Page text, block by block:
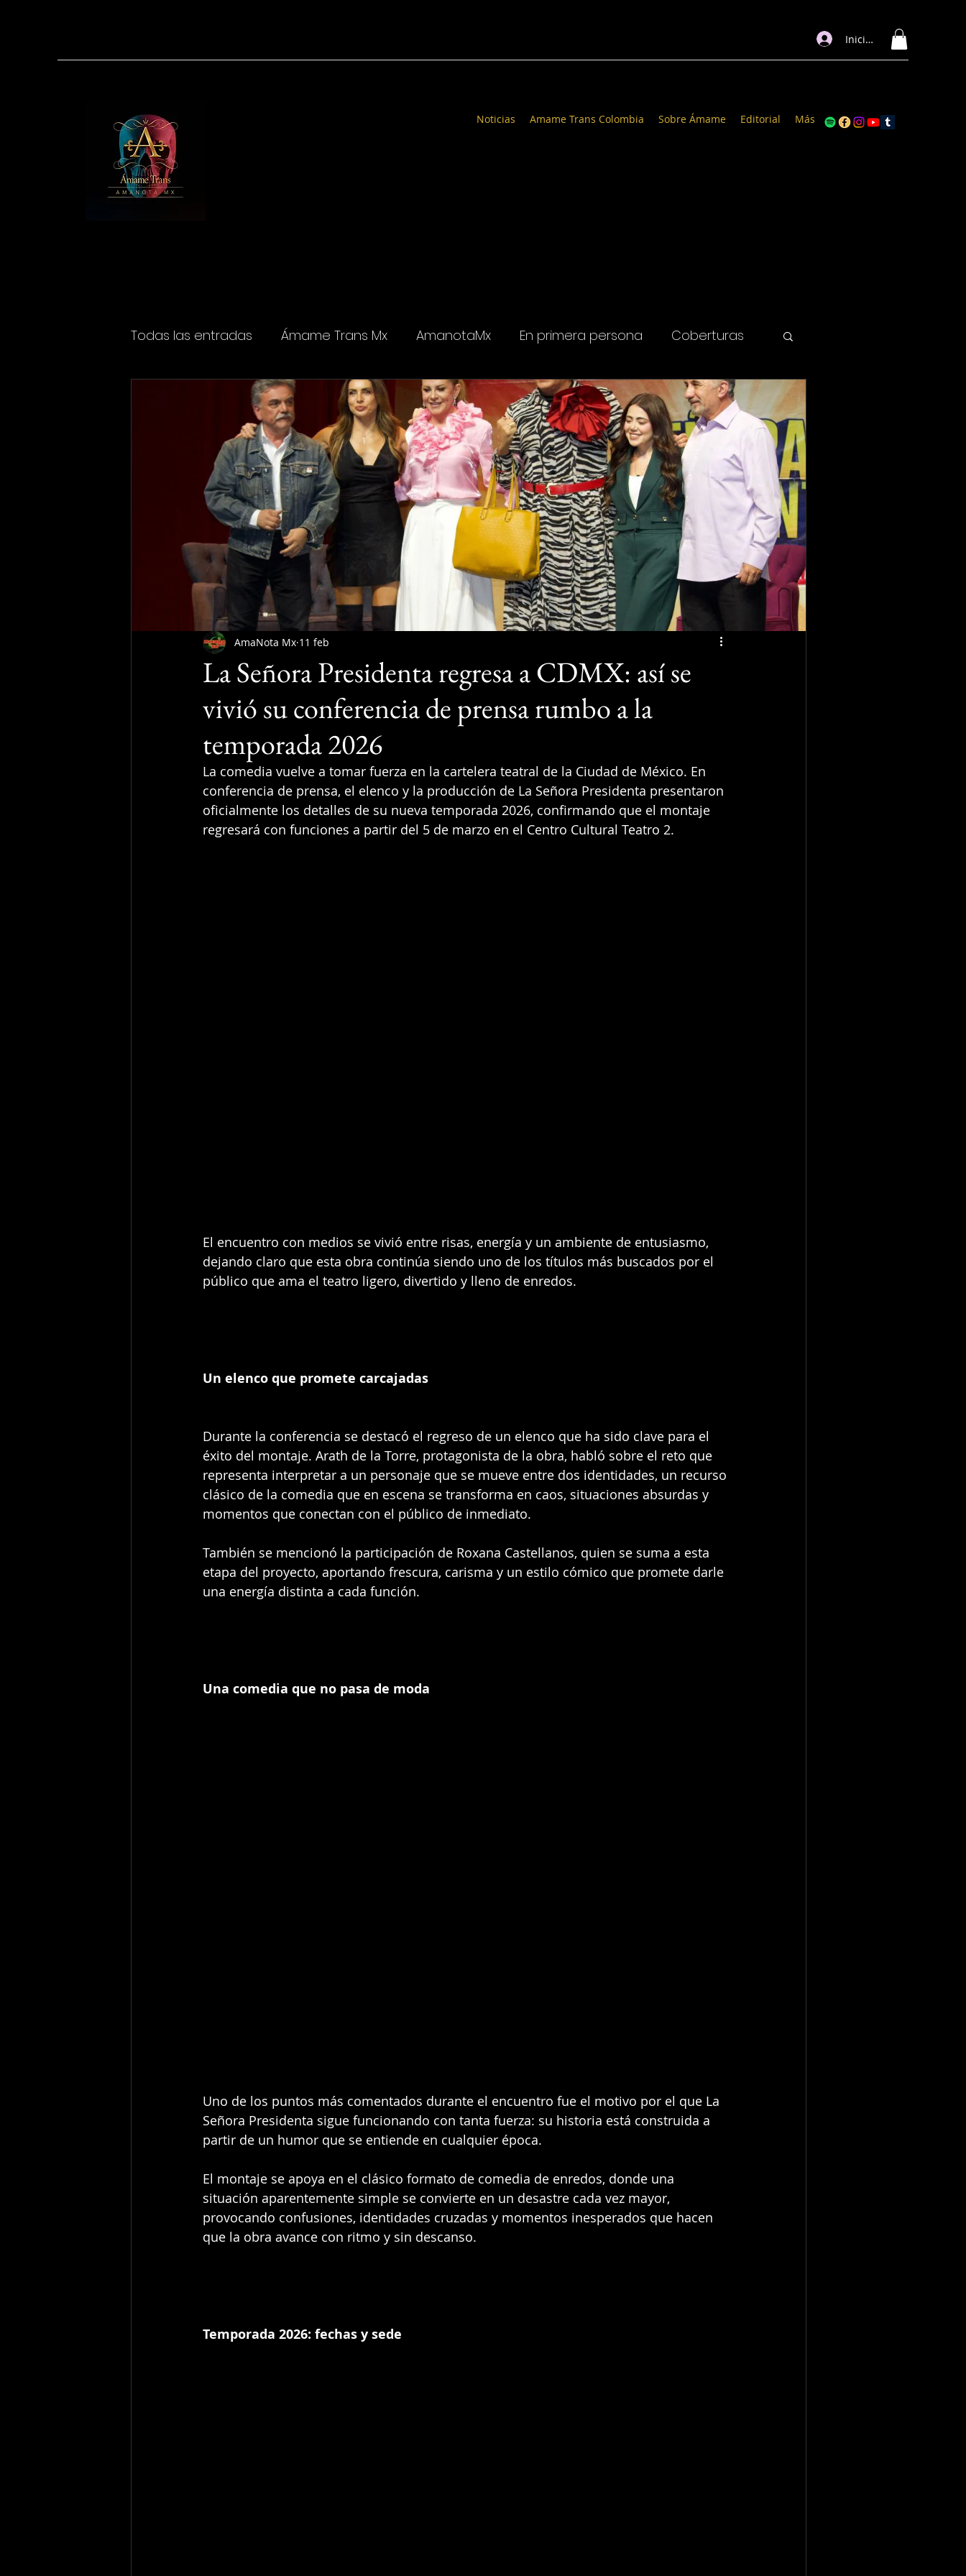
Iniciar sesión
Noticias Amame Trans Colombia Sobre Ámame Editorial Más
Todas las entradas Ámame Trans Mx AmanotaMx En primera persona Coberturas
Cine y televisión Salud & bienestar Ámame Trans Colombia
La Señora Presidenta regresa a CDMX: así se
vivió su conferencia de prensa rumbo a la
temporada 2026
AmaNota Mx 11 feb
La comedia vuelve a tomar fuerza en la cartelera teatral de la Ciudad de México. En
conferencia de prensa, el elenco y la producción de La Señora Presidenta presentaron
oficialmente los detalles de su nueva temporada 2026, confirmando que el montaje
regresará con funciones a partir del 5 de marzo en el Centro Cultural Teatro 2.
El encuentro con medios se vivió entre risas, energía y un ambiente de entusiasmo,
dejando claro que esta obra continúa siendo uno de los títulos más buscados por el
público que ama el teatro ligero, divertido y lleno de enredos.
Un elenco que promete carcajadas
Durante la conferencia se destacó el regreso de un elenco que ha sido clave para el
éxito del montaje. Arath de la Torre, protagonista de la obra, habló sobre el reto que
representa interpretar a un personaje que se mueve entre dos identidades, un recurso
clásico de la comedia que en escena se transforma en caos, situaciones absurdas y
momentos que conectan con el público de inmediato.
También se mencionó la participación de Roxana Castellanos, quien se suma a esta
etapa del proyecto, aportando frescura, carisma y un estilo cómico que promete darle
una energía distinta a cada función.
Una comedia que no pasa de moda
Uno de los puntos más comentados durante el encuentro fue el motivo por el que La
Señora Presidenta sigue funcionando con tanta fuerza: su historia está construida a
partir de un humor que se entiende en cualquier época.
El montaje se apoya en el clásico formato de comedia de enredos, donde una
situación aparentemente simple se convierte en un desastre cada vez mayor,
provocando confusiones, identidades cruzadas y momentos inesperados que hacen
que la obra avance con ritmo y sin descanso.
Temporada 2026: fechas y sede